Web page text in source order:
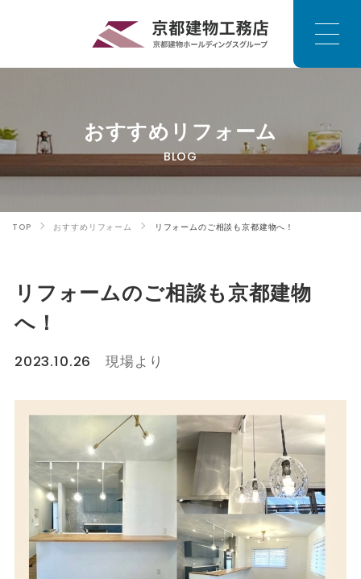
おすすめリフォーム
BLOG
TOP おすすめリフォーム リフォームのご相談も京都建物へ！
リフォームのご相談も京都建物
へ！
2023.10.26 現場より